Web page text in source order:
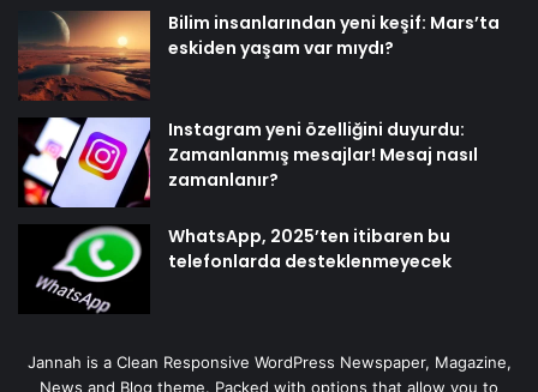
Bilim insanlarından yeni keşif: Mars’ta
eskiden yaşam var mıydı?
Instagram yeni özelliğini duyurdu:
Zamanlanmış mesajlar! Mesaj nasıl
zamanlanır?
WhatsApp, 2025’ten itibaren bu
telefonlarda desteklenmeyecek
Jannah is a Clean Responsive WordPress Newspaper, Magazine,
News and Blog theme. Packed with options that allow you to